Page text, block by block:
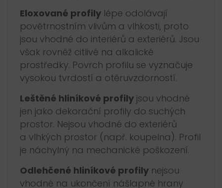
Eloxované profilylépe odolávají
povětrnostním vlivům a vlhkosti, proto
jsou vhodné do interiérů a exteriérů. Jsou
však rovněž citlivé na alkalické
prostředky. Povrch profilu se vyznačuje
vysokou tvrdostí a otěruvzdorností.
Leštěné hliníkové profilyjsou vhodné
jen jako dekorační profily do suchých
prostor. Nejsou vhodné do exteriérů
a vlhkých prostor (např. koupelna). Profil
je náchylný na mechanické poškození.
Odlehčené hliníkové profilynejsou
vhodné na ukončení nášlapné hrany